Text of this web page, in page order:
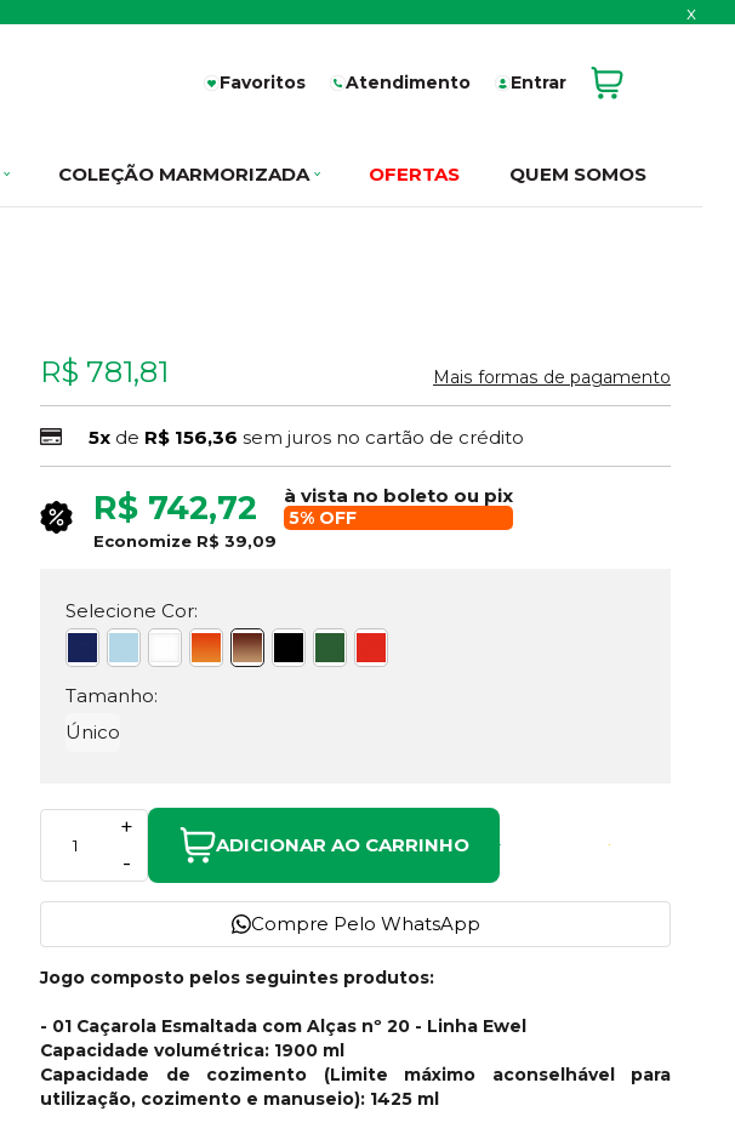
x
Favoritos Atendimento Entrar
COLEÇÃO MARMORIZADA OFERTAS QUEM SOMOS
R$ 781,81 Mais formas de pagamento
5x de R$ 156,36 sem juros no cartão de crédito
R$ 742,72 à vista no boleto ou pix
5% OFF
Economize R$ 39,09
Selecione Cor:
Tamanho:
Único
-
+
ADICIONAR AO CARRINHO
Compre Pelo WhatsApp
Jogo composto pelos seguintes produtos:
- 01 Caçarola Esmaltada com Alças nº 20 - Linha Ewel
Capacidade volumétrica: 1900 ml
Capacidade de cozimento (Limite máximo aconselhável para
utilização, cozimento e manuseio): 1425 ml